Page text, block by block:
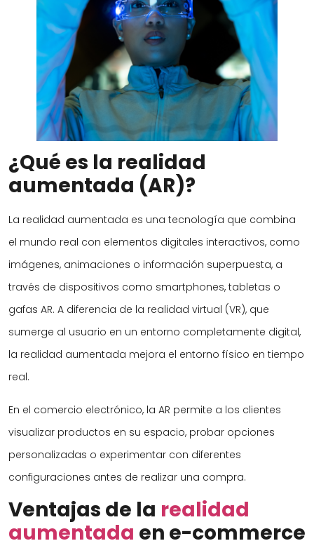
¿Qué es la realidad
aumentada (AR)?
La realidad aumentada es una tecnología que combina
el mundo real con elementos digitales interactivos, como
imágenes, animaciones o información superpuesta, a
través de dispositivos como smartphones, tabletas o
gafas AR. A diferencia de la realidad virtual (VR), que
sumerge al usuario en un entorno completamente digital,
la realidad aumentada mejora el entorno físico en tiempo
real.
En el comercio electrónico, la AR permite a los clientes
visualizar productos en su espacio, probar opciones
personalizadas o experimentar con diferentes
configuraciones antes de realizar una compra.
Ventajas de la realidad
aumentada en e-commerce